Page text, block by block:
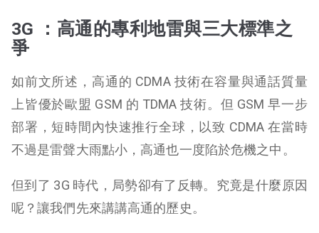
3G ：高通的專利地雷與三大標準之
爭
如前文所述，高通的 CDMA 技術在容量與通話質量
上皆優於歐盟 GSM 的 TDMA 技術。但 GSM 早一步
部署，短時間內快速推行全球，以致 CDMA 在當時
不過是雷聲大雨點小，高通也一度陷於危機之中。
但到了 3G 時代，局勢卻有了反轉。究竟是什麼原因
呢？讓我們先來講講高通的歷史。